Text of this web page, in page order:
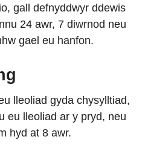
gall defnyddwyr ddewis
24 awr, 7 diwrnod neu
gael eu hanfon.
lleoliad gyda chysylltiad,
eu lleoliad ar y pryd, neu
hyd at 8 awr.